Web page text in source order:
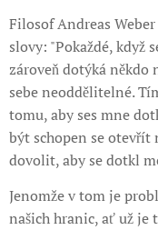
Filosof Andreas
slovy: "Pokaždé, když
zároveň dotýká někdo
sebe neoddělitelné.
tomu, aby ses mne
být schopen se
dovolit, aby se dotkl
Jenomže v tom je
našich hranic, ať už je